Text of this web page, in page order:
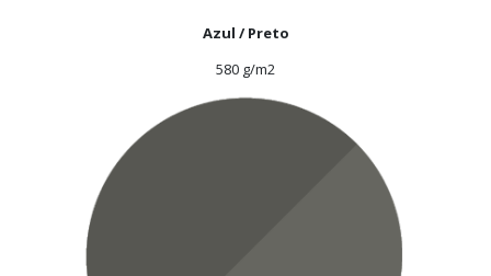
Azul / Preto
580 g/m2